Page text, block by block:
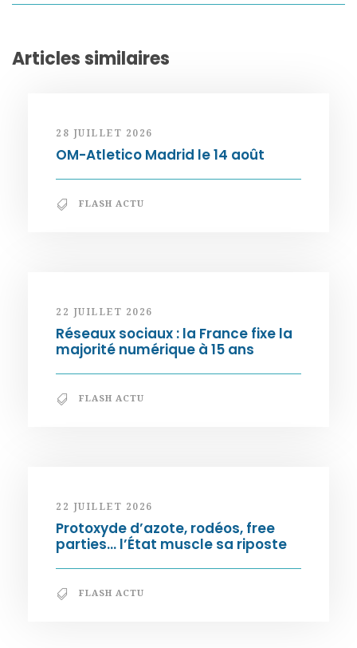
Articles similaires
28 JUILLET 2026
OM-Atletico Madrid le 14 août
FLASH ACTU
22 JUILLET 2026
Réseaux sociaux : la France fixe la
majorité numérique à 15 ans
FLASH ACTU
22 JUILLET 2026
Protoxyde d’azote, rodéos, free
parties… l’État muscle sa riposte
FLASH ACTU